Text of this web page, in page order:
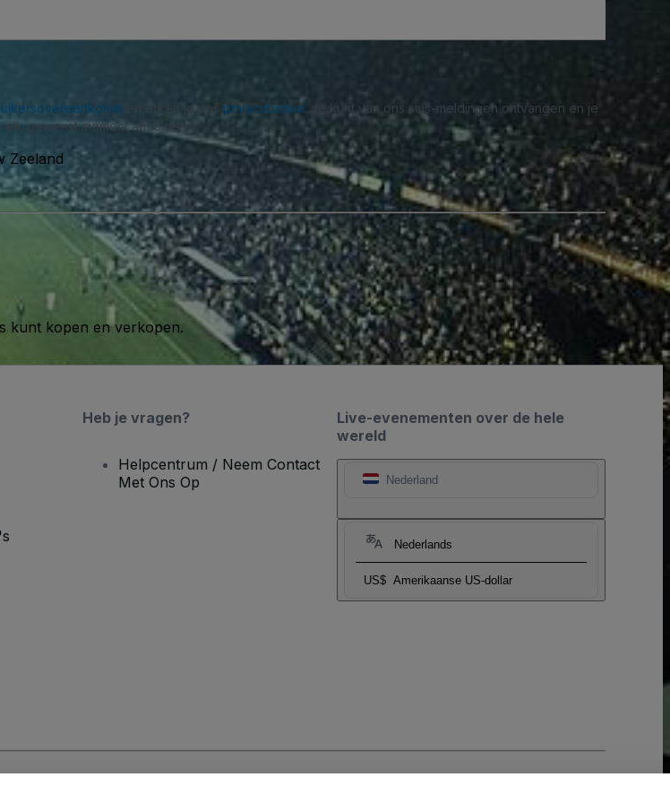
en erken je ons privacybeleid . Je kunt van ons sms-meldingen ontvangen en je
gewenst moment afmelden.
Zeeland
kunt kopen en verkopen.
Live-evenementen over de hele
wereld
Nederland
Nederlands
US$ Amerikaanse US-dollar
Heb je vragen?
Helpcentrum / Neem Contact
Met Ons Op